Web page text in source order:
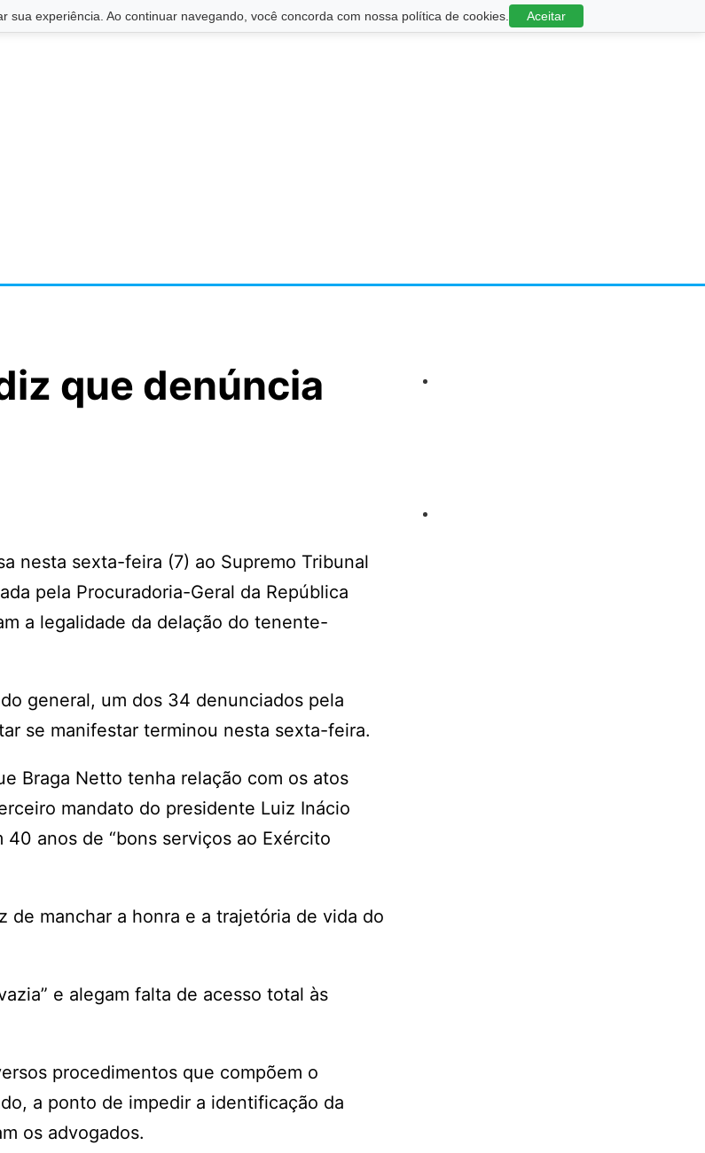
experiência. Ao continuar navegando, você concorda com nossa política de cookies. Aceitar
que denúncia
nesta sexta-feira (7) ao Supremo Tribunal
pela Procuradoria-Geral da República
a legalidade da delação do tenente-
general, um dos 34 denunciados pela
se manifestar terminou nesta sexta-feira.
Braga Netto tenha relação com os atos
mandato do presidente Luiz Inácio
anos de “bons serviços ao Exército
de manchar a honra e a trajetória de vida do
e alegam falta de acesso total às
procedimentos que compõem o
a ponto de impedir a identificação da
os advogados.